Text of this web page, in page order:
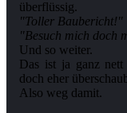
"Toller Baubericht!"
"Besuch mich doch
Und so weiter.
Das ist ja ganz
doch eher
Also weg damit.